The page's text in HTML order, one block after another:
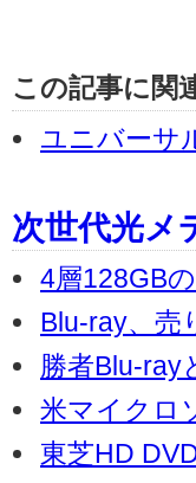
この記事に関
ユニバーサ
次世代光メ
4層128GB
Blu-ray、売
勝者Blu-ray
米マイクロ
東芝HD